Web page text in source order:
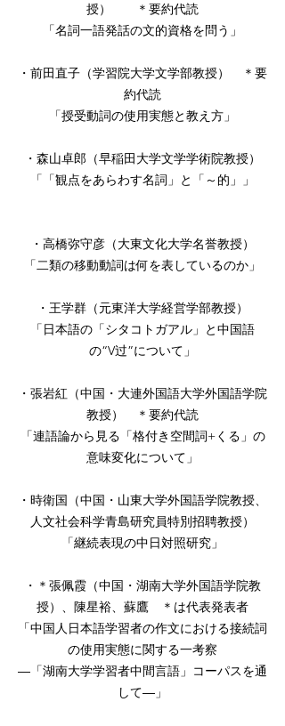
授） ＊要約代読
「名詞一語発話の文的資格を問う」
・前田直子（学習院大学文学部教授） ＊要
約代読
「授受動詞の使用実態と教え方」
・森山卓郎（早稲田大学文学学術院教授）
「「観点をあらわす名詞」と「～的」」
・高橋弥守彦（大東文化大学名誉教授）
「二類の移動動詞は何を表しているのか」
・王学群（元東洋大学経営学部教授）
「日本語の「シタコトガアル」と中国語
の“V过”について」
・張岩紅（中国・大連外国語大学外国語学院
教授） ＊要約代読
「連語論から見る「格付き空間詞+くる」の
意味変化について」
・時衛国（中国・山東大学外国語学院教授、
人文社会科学青島研究員特別招聘教授）
「継続表現の中日対照研究」
・＊張佩霞（中国・湖南大学外国語学院教
授）、陳星裕、蘇鷹 ＊は代表発表者
「中国人日本語学習者の作文における接続詞
の使用実態に関する一考察
―「湖南大学学習者中間言語」コーパスを通
して―」